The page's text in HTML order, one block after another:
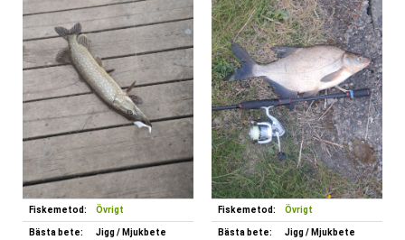
Fiskemetod: Övrigt
Bästa bete:
Jigg / Mjukbete
Fiskemetod: Övrigt
Bästa bete:
Jigg / Mjukbete